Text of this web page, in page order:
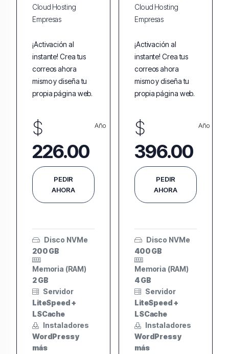
Cloud Hosting
Empresas
¡Activación al
instante! Crea tus
correos ahora
mismo y diseña tu
propia página web.
$
226.00
Año
PEDIR
AHORA
Disco NVMe
200 GB
Memoria (RAM)
2 GB
Servidor
LiteSpeed +
LSCache
Instaladores
WordPress y
más
Cloud Hosting
Empresas
¡Activación al
instante! Crea tus
correos ahora
mismo y diseña tu
propia página web.
$
396.00
Año
PEDIR
AHORA
Disco NVMe
400 GB
Memoria (RAM)
4 GB
Servidor
LiteSpeed +
LSCache
Instaladores
WordPress y
más